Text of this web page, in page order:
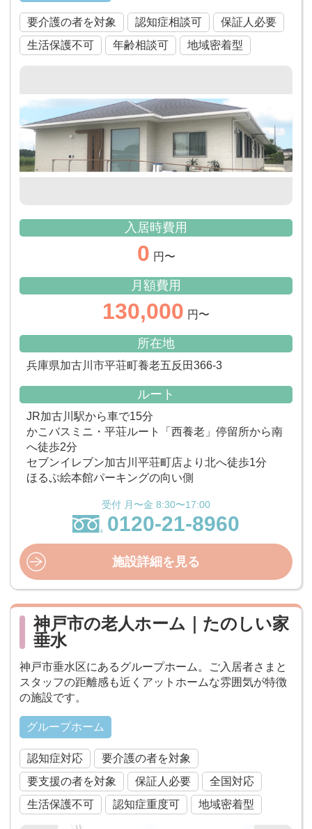
要介護の者を対象 認知症相談可
保証人必要
生活保護不可
年齢相談可 地域密着型
入居時費用
0 円〜
月額費用
130,000 円〜
所在地
兵庫県加古川市平荘町養老五反田366-3
ルート
JR加古川駅から車で15分
かこバスミニ・平荘ルート「西養老」停留所から南
へ徒歩2分
セブンイレブン加古川平荘町店より北へ徒歩1分
ほるぷ絵本館パーキングの向い側
受付 月〜金 8:30〜17:00
0120-21-8960
施設詳細を見る
神戸市の老人ホーム｜たのしい家
垂水
神戸市垂水区にあるグループホーム。ご入居者さまと
スタッフの距離感も近くアットホームな雰囲気が特徴
の施設です。
グループホーム
認知症対応
要介護の者を対象
要支援の者を対象
保証人必要
全国対応
生活保護不可
認知症重度可 地域密着型